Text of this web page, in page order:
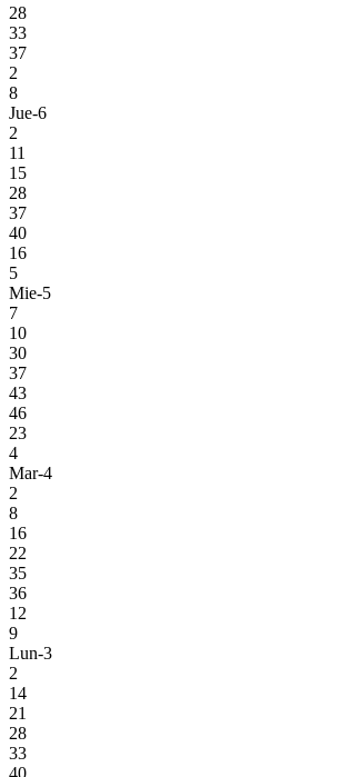
28
33
37
2
8
Jue-6
2
11
15
28
37
40
16
5
Mie-5
7
10
30
37
43
46
23
4
Mar-4
2
8
16
22
35
36
12
9
Lun-3
2
14
21
28
33
40